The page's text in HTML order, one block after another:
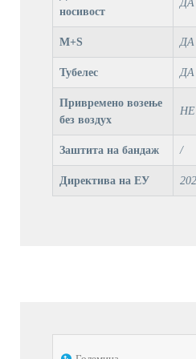
носивост
ДА
M+S ДА
Тубелес ДА
Привремено возење
без воздух
НЕ
Заштита на бандаж /
Директива на ЕУ